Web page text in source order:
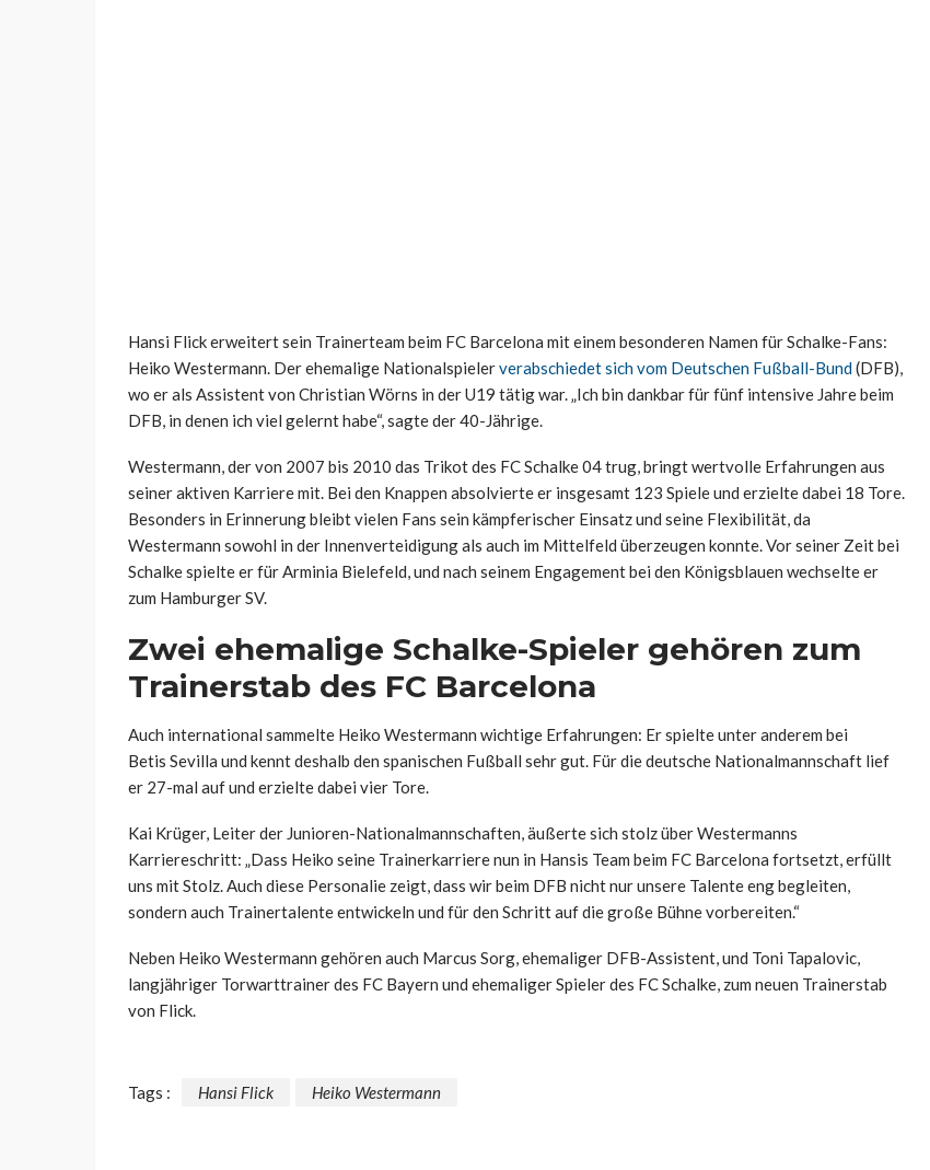
Hansi Flick erweitert sein Trainerteam beim FC Barcelona mit einem besonderen Namen für Schalke-Fans:
Heiko Westermann. Der ehemalige Nationalspielerverabschiedet sich vom Deutschen Fußball-Bund(DFB),
wo er als Assistent von Christian Wörns in der U19 tätig war. „Ich bin dankbar für fünf intensive Jahre beim
DFB, in denen ich viel gelernt habe“, sagte der 40-Jährige.
Westermann, der von 2007 bis 2010 das Trikot des FC Schalke 04 trug, bringt wertvolle Erfahrungen aus
seiner aktiven Karriere mit. Bei den Knappen absolvierte er insgesamt 123 Spiele und erzielte dabei 18 Tore.
Besonders in Erinnerung bleibt vielen Fans sein kämpferischer Einsatz und seine Flexibilität, da
Westermann sowohl in der Innenverteidigung als auch im Mittelfeld überzeugen konnte. Vor seiner Zeit bei
Schalke spielte er für Arminia Bielefeld, und nach seinem Engagement bei den Königsblauen wechselte er
zum Hamburger SV.
Zwei ehemalige Schalke-Spieler gehören zum
Trainerstab des FC Barcelona
Auch international sammelte Heiko Westermann wichtige Erfahrungen: Er spielte unter anderem bei
Betis Sevilla und kennt deshalb den spanischen Fußball sehr gut. Für die deutsche Nationalmannschaft lief
er 27-mal auf und erzielte dabei vier Tore.
Kai Krüger, Leiter der Junioren-Nationalmannschaften, äußerte sich stolz über Westermanns
Karriereschritt: „Dass Heiko seine Trainerkarriere nun in Hansis Team beim FC Barcelona fortsetzt, erfüllt
uns mit Stolz. Auch diese Personalie zeigt, dass wir beim DFB nicht nur unsere Talente eng begleiten,
sondern auch Trainertalente entwickeln und für den Schritt auf die große Bühne vorbereiten.“
Neben Heiko Westermann gehören auch Marcus Sorg, ehemaliger DFB-Assistent, und Toni Tapalovic,
langjähriger Torwarttrainer des FC Bayern und ehemaliger Spieler des FC Schalke, zum neuen Trainerstab
von Flick.
Tags : Hansi Flick Heiko Westermann